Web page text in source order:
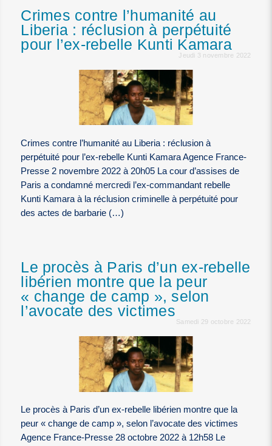
Crimes contre l’humanité au
Liberia : réclusion à perpétuité
pour l’ex-rebelle Kunti Kamara
Jeudi 3 novembre 2022
Crimes contre l’humanité au Liberia : réclusion à
perpétuité pour l’ex-rebelle Kunti Kamara Agence France-
Presse 2 novembre 2022 à 20h05 La cour d’assises de
Paris a condamné mercredi l’ex-commandant rebelle
Kunti Kamara à la réclusion criminelle à perpétuité pour
des actes de barbarie (…)
Le procès à Paris d’un ex-rebelle
libérien montre que la peur
« change de camp », selon
l’avocate des victimes
Samedi 29 octobre 2022
Le procès à Paris d’un ex-rebelle libérien montre que la
peur « change de camp », selon l’avocate des victimes
Agence France-Presse 28 octobre 2022 à 12h58 Le